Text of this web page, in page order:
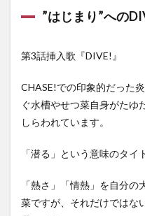
”はじまり”への
第3話挿入歌『DIVE!』
CHASE!での印象的だった
ぐ水槽やせつ菜自身がたゆ
しらわれています。
「潜る」という意味のタイ
「熱さ」「情熱」を自分
菜ですが、それだけではな